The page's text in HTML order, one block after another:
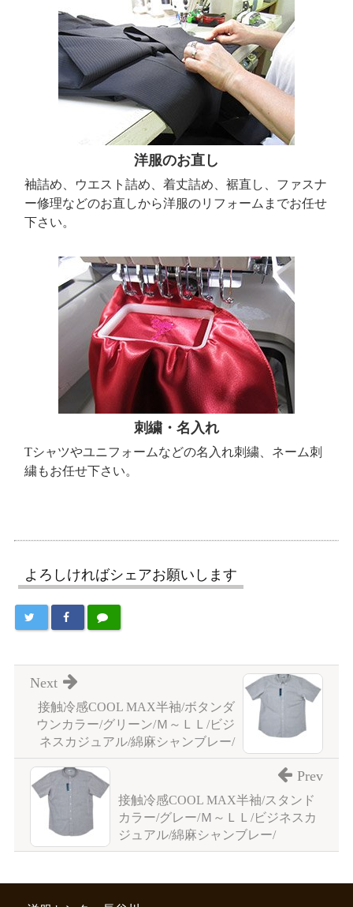
洋服のお直し
袖詰め、ウエスト詰め、着丈詰め、裾直し、ファスナ
ー修理などのお直しから洋服のリフォームまでお任せ
下さい。
刺繍・名入れ
Tシャツやユニフォームなどの名入れ刺繍、ネーム刺
繍もお任せ下さい。
よろしければシェアお願いします
接触冷感COOL MAX半袖/ボタンダ
ウンカラー/グリーン/Ｍ～ＬＬ/ビジ
ネスカジュアル/綿麻シャンブレー/
Next
接触冷感COOL MAX半袖/スタンド
カラー/グレー/Ｍ～ＬＬ/ビジネスカ
ジュアル/綿麻シャンブレー/
Prev